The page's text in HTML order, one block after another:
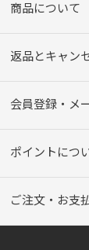
商品について
返品とキャン
会員登録・メ
ポイントにつ
ご注文・お支